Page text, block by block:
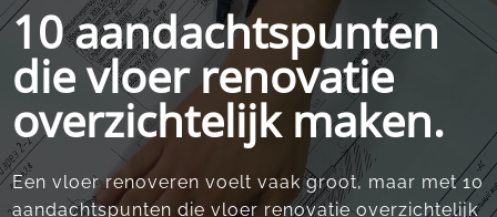
10 aandachtspunten
die vloer renovatie
overzichtelijk maken.
Een vloer renoveren voelt vaak groot, maar met 10
aandachtspunten die vloer renovatie overzichtelijk